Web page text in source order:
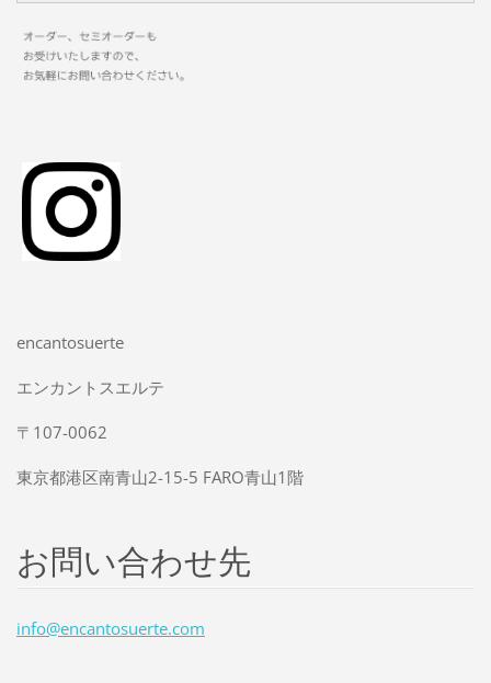
encantosuerte
エンカントスエルテ
〒107-0062
東京都港区南青山2-15-5 FARO青山1階
お問い合わせ先
info@encantosuerte.com